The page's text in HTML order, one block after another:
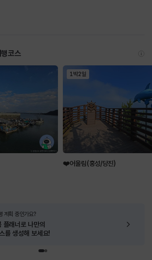
코스
1박2일
❤️어울림(홍성/당진)
계획 중인가요?
플래너로 나만의
를 생성해 보세요!